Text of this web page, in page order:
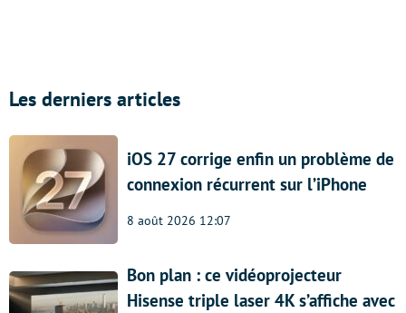
Les derniers articles
iOS 27 corrige enfin un problème de
connexion récurrent sur l’iPhone
8 août 2026 12:07
Bon plan : ce vidéoprojecteur
Hisense triple laser 4K s’affiche avec